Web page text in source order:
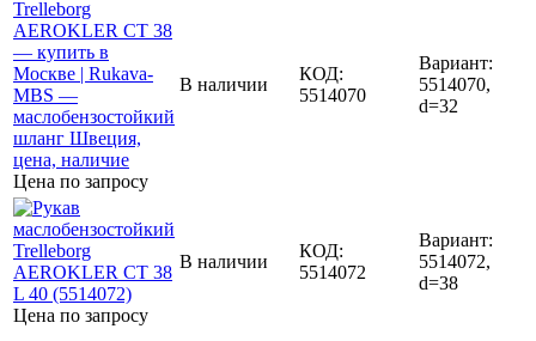
Цена по запросу
В наличии
КОД:
5514070
Вариант:
5514070,
d=32
Цена по запросу
В наличии
КОД:
5514072
Вариант:
5514072,
d=38